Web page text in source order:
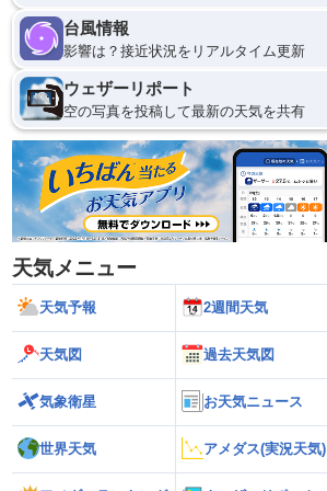
台風情報
影響は？接近状況をリアルタイム更新
ウェザーリポート
空の写真を投稿して最新の天気を共有
天気メニュー
天気予報 2週間天気
天気図 過去天気図
気象衛星 お天気ニュース
世界天気 アメダス(実況天気)